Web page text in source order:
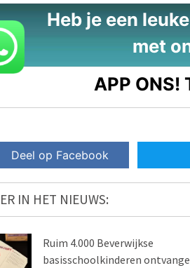
Heb je een
met
APP ONS!
Deel op Facebook
IN HET NIEUWS:
Ruim 4.000 Beverwijkse
basisschoolkinderen